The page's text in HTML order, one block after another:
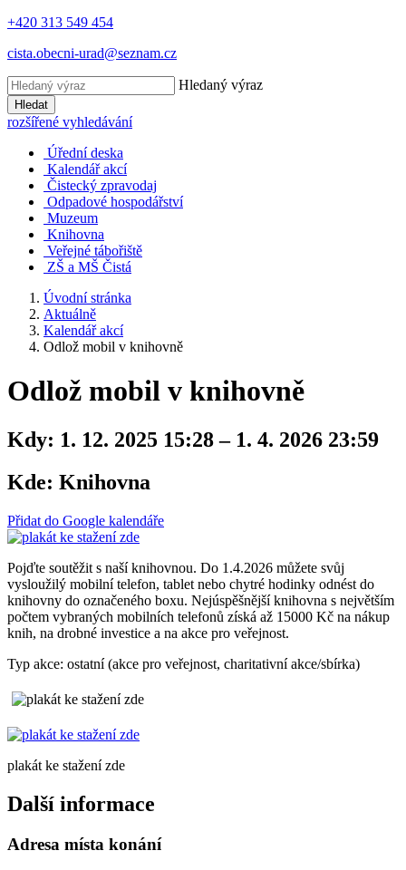
+420 313 549 454
cista.obecni-urad@seznam.cz
Hledaný výraz
Hledat
rozšířené vyhledávání
Úřední deska
Kalendář akcí
Čistecký zpravodaj
Odpadové hospodářství
Muzeum
Knihovna
Veřejné tábořiště
ZŠ a MŠ Čistá
Úvodní stránka
Aktuálně
Kalendář akcí
Odlož mobil v knihovně
Odlož mobil v knihovně
Kdy: 1. 12. 2025 15:28 – 1. 4. 2026 23:59
Kde: Knihovna
Přidat do Google kalendáře
Pojďte soutěžit s naší knihovnou. Do 1.4.2026 můžete svůj
vysloužilý mobilní telefon, tablet nebo chytré hodinky odnést do
knihovny do označeného boxu. Nejúspěšnější knihovna s největším
počtem vybraných mobilních telefonů získá až 15000 Kč na nákup
knih, na drobné investice a na akce pro veřejnost.
Typ akce: ostatní (akce pro veřejnost, charitativní akce/sbírka)
plakát ke stažení zde
Další informace
Adresa místa konání